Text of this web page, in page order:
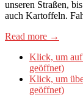
unseren Straßen,
auch Kartoffeln.
Read more →
Klick, um auf
geöffnet)
Klick, um
geöffnet)